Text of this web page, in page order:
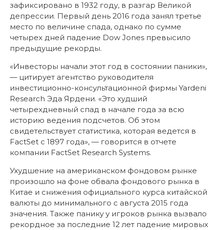
зафиксировано в 1932 году, в разгар Великой
депрессии. Первый день 2016 года занял третье
место по величине спада, однако по сумме
четырех дней падение Dow Jones превысило
предыдущие рекорды.
«Инвесторы начали этот год в состоянии паники»,
— цитирует агентство руководителя
инвестиционно-консультационной фирмы Yardeni
Research Эда Ярдени. «Это худший
четырехдневный спад в начале года за всю
историю ведения подсчетов. Об этом
свидетельствует статистика, которая ведется в
FactSet с 1897 года», — говорится в отчете
компании FactSet Research Systems.
Ухудшение на американском фондовом рынке
произошло на фоне обвала фондового рынка в
Китае и снижения официального курса китайской
валюты до минимального с августа 2015 года
значения. Также панику у игроков рынка вызвало
рекордное за последние 12 лет падение мировых